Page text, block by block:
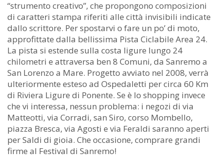
“strumento creativo”, che propongono composizioni
di caratteri stampa riferiti alle città invisibili indicate
dallo scrittore. Per spostarvi o fare un po’ di moto,
approfittate dalla bellissima Pista Ciclabile Area 24.
La pista si estende sulla costa ligure lungo 24
chilometri e attraversa ben 8 Comuni, da Sanremo a
San Lorenzo a Mare. Progetto avviato nel 2008, verrà
ulteriormente esteso ad Ospedaletti per circa 60 Km
di Riviera Ligure di Ponente. Se è lo shopping invece
che vi interessa, nessun problema: i negozi di via
Matteotti, via Corradi, san Siro, corso Mombello,
piazza Bresca, via Agosti e via Feraldi saranno aperti
per Saldi di gioia. Che occasione, comprare grandi
firme al Festival di Sanremo!